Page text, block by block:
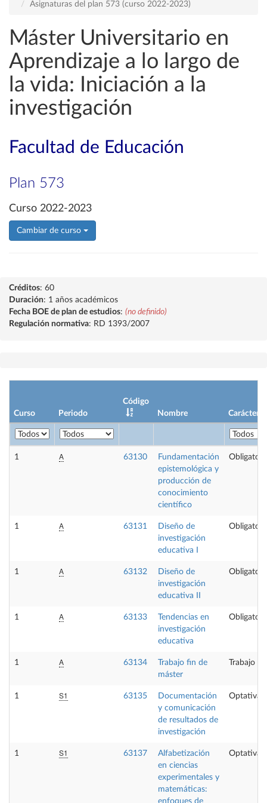
Asignaturas del plan 573 (curso 2022-2023)
Máster Universitario en
Aprendizaje a lo largo de
la vida: Iniciación a la
investigación
Facultad de Educación
Plan 573
Curso 2022-2023
Cambiar de curso
Créditos: 60
Duración: 1 años académicos
Fecha BOE de plan de estudios: (no definido)
Regulación normativa: RD 1393/2007
Curso Periodo
Código
Nombre
Carácter
1 A 63130
Fundamentación
epistemológica y
producción de
conocimiento
científico
1 A 63131
Diseño de
investigación
educativa I
1 A 63132
Diseño de
investigación
educativa II
1 A 63133
Tendencias en
investigación
educativa
1 A 63134
Trabajo fin de
máster
Trabajo
1 S1 63135
Documentación
y comunicación
de resultados de
investigación
Optativa
1 S1 63137
Alfabetización
en ciencias
experimentales y
matemáticas:
enfoques de
Optativa